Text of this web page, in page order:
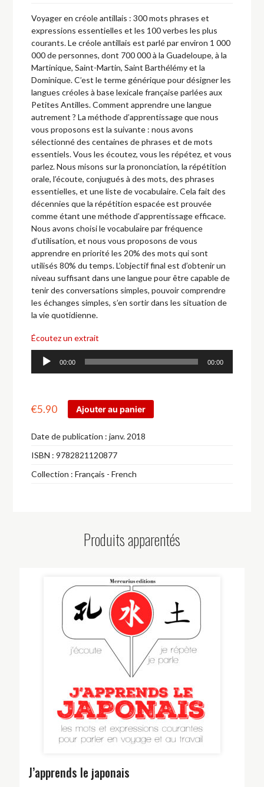
Voyager en créole antillais : 300 mots phrases et
expressions essentielles et les 100 verbes les plus
courants. Le créole antillais est parlé par environ 1 000
000 de personnes, dont 700 000 à la Guadeloupe, à la
Martinique, Saint-Martin, Saint Barthélémy et la
Dominique. C’est le terme générique pour désigner les
langues créoles à base lexicale française parlées aux
Petites Antilles. Comment apprendre une langue
autrement ? La méthode d’apprentissage que nous
vous proposons est la suivante : nous avons
sélectionné des centaines de phrases et de mots
essentiels. Vous les écoutez, vous les répétez, et vous
parlez. Nous misons sur la prononciation, la répétition
orale, l’écoute, conjugués à des mots, des phrases
essentielles, et une liste de vocabulaire. Cela fait des
décennies que la répétition espacée est prouvée
comme étant une méthode d’apprentissage efficace.
Nous avons choisi le vocabulaire par fréquence
d’utilisation, et nous vous proposons de vous
apprendre en priorité les 20% des mots qui sont
utilisés 80% du temps. L’objectif final est d’obtenir un
niveau suffisant dans une langue pour être capable de
tenir des conversations simples, pouvoir comprendre
les échanges simples, s’en sortir dans les situation de
la vie quotidienne.
Écoutez un extrait
Lecteur
audio
00:00 00:00
€5.90 Ajouter au panier
Date de publication : janv. 2018
ISBN : 9782821120877
Collection : Français - French
Produits apparentés
J’apprends le japonais